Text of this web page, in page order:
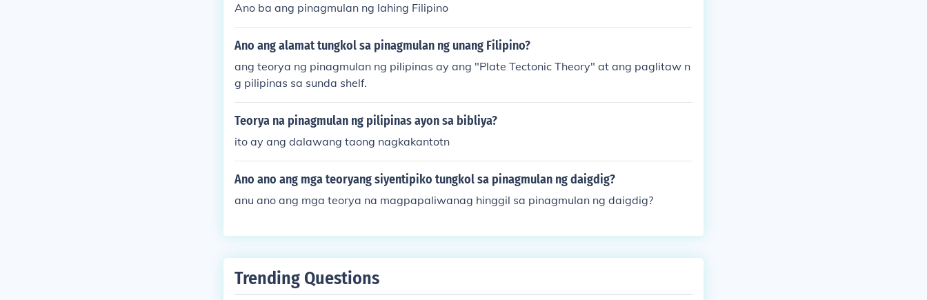
Ano ba ang pinagmulan ng lahing Filipino
Ano ang alamat tungkol sa pinagmulan ng unang Filipino?
ang teorya ng pinagmulan ng pilipinas ay ang "Plate Tectonic Theory" at ang paglitaw n
g pilipinas sa sunda shelf.
Teorya na pinagmulan ng pilipinas ayon sa bibliya?
ito ay ang dalawang taong nagkakantotn
Ano ano ang mga teoryang siyentipiko tungkol sa pinagmulan ng daigdig?
anu ano ang mga teorya na magpapaliwanag hinggil sa pinagmulan ng daigdig?
Trending Questions